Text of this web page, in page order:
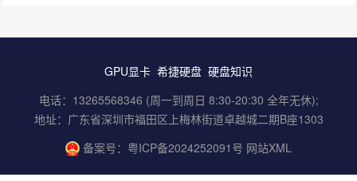
GPU显卡 希捷硬盘 硬盘知识
电话：13265568346 (周一到周日 8:30-20:30 全年无休);
地址：广东省深圳市福田区上梅林街道卓越城二期B座1303
备案号： 粤ICP备2024252091号 网站XML